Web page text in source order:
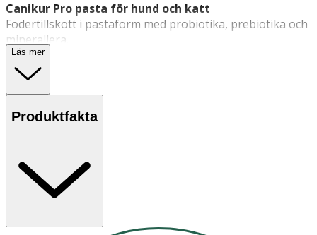
Canikur Pro pasta för hund och katt
Fodertillskott i pastaform med probiotika, prebiotika och
minerallera.
Pro pasta är ett fodertillskott för
Canikur som innehåller probiotiska mjölksyrabakterier,
prebiotiskt jästextrakt och minerallera. Produkten är
framtagen för att användas när djurets tarmflora
Pastan har en lättanvänd formulering och är
välsmakande. Canikur Pro kan användas som
komplement till behandling som rekommenderats av
Läs mer
Produktfakta